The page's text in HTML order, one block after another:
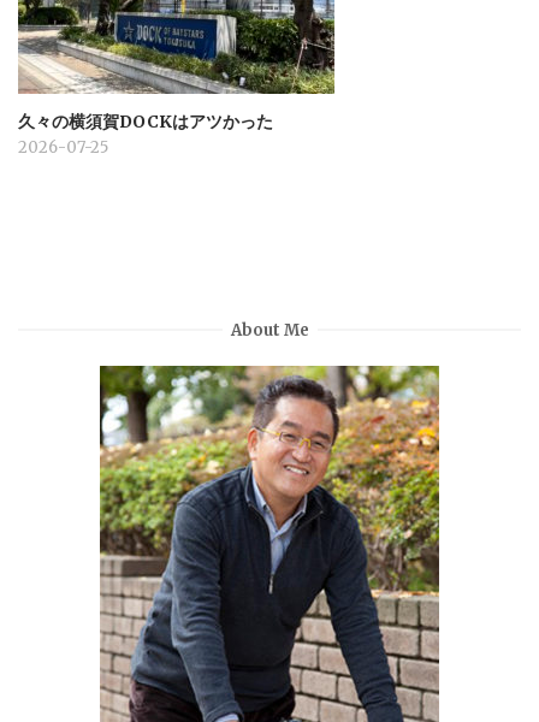
久々の横須賀DOCKはアツかった
2026-07-25
About Me